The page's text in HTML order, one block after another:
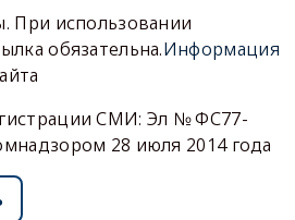
При использовании
обязательна.Информация
СМИ: Эл № ФС77-
28 июля 2014 года